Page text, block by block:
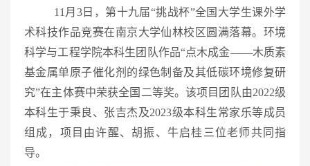
11月3日，第十九届“挑战杯”全国大学生课外学
术科技作品竞赛在南京大学仙林校区圆满落幕。环境
科学与工程学院本科生团队作品“点木成金——木质素
基金属单原子催化剂的绿色制备及其低碳环境修复研
究”在主体赛中荣获全国二等奖。该项目团队由2022级
本科生于秉良、张吉杰及2023级本科生常家乐等成员
组成，项目由许醒、胡振、牛启桂三位老师共同指
导。